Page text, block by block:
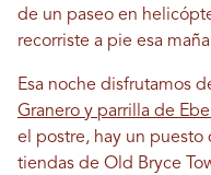
de un paseo en
recorriste a pie esa
Esa noche disfrutamos
Granero y parrilla de
el postre, hay un puesto
tiendas de Old Bryce